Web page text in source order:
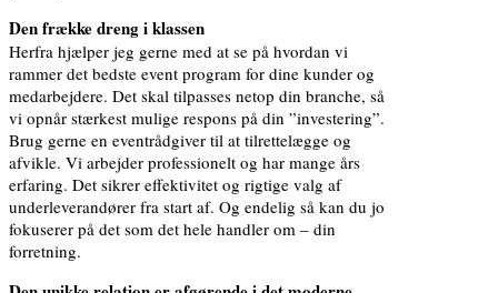
Den frække dreng i klassen
Herfra hjælper jeg gerne med at se på hvordan vi
rammer det bedste event program for dine kunder og
medarbejdere. Det skal tilpasses netop din branche, så
vi opnår stærkest mulige respons på din ”investering”.
Brug gerne en eventrådgiver til at tilrettelægge og
afvikle. Vi arbejder professionelt og har mange års
erfaring. Det sikrer effektivitet og rigtige valg af
underleverandører fra start af. Og endelig så kan du jo
fokuserer på det som det hele handler om – din
forretning.